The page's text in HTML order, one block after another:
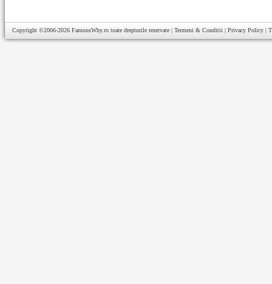
Copyright ©2006-2026 FamousWhy.ro toate drepturile rezervate | Termeni & Conditii | Privacy Policy |